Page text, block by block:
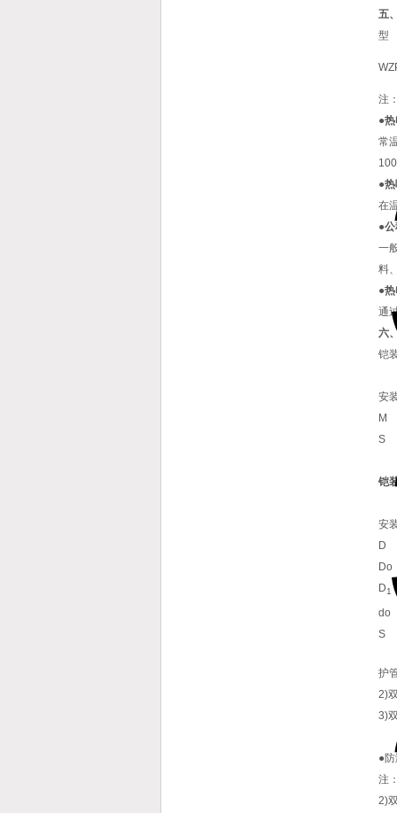
五
型
注
●
常
●
在
●
一
料
●
通
六
铠
安
M
S
铠
安
D
Do
D1
do
S
护
2)
3)
●
注
2)